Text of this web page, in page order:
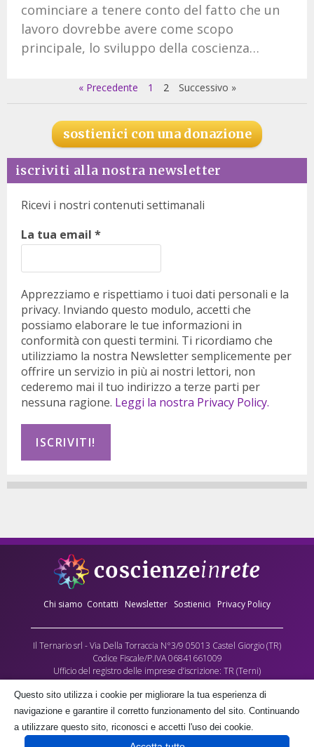
cominciare a tenere conto del fatto che un
lavoro dovrebbe avere come scopo
principale, lo sviluppo della coscienza…
« Precedente 1 2 Successivo »
sostienici con una donazione
iscriviti alla nostra newsletter
Ricevi i nostri contenuti settimanali
La tua email *
Apprezziamo e rispettiamo i tuoi dati personali e la
privacy. Inviando questo modulo, accetti che
possiamo elaborare le tue informazioni in
conformità con questi termini. Ti ricordiamo che
utilizziamo la nostra Newsletter semplicemente per
offrire un servizio in più ai nostri lettori, non
cederemo mai il tuo indirizzo a terze parti per
nessuna ragione. Leggi la nostra Privacy Policy.
Chi siamo Contatti Newsletter Sostienici Privacy Policy
Il Ternario srl - Via Della Torraccia N°3/9 05013 Castel Giorgio (TR)
Codice Fiscale/P.IVA 06841661009
Ufficio del registro delle imprese d’iscrizione: TR (Terni)
Numero REA: 90173
Capitale sociale versato: €10.000,00
L’Associazione culturale Coscienze in Rete - cda Torraccia 3, Castel Giorgio -
fornisce gratuitamente parte dei contenuti multimediali di questo sito, quale
Questo sito utilizza i cookie per migliorare la tua esperienza di
navigazione e garantire il corretto funzionamento del sito. Continuando
a utilizzare questo sito, riconosci e accetti l'uso dei cookie.